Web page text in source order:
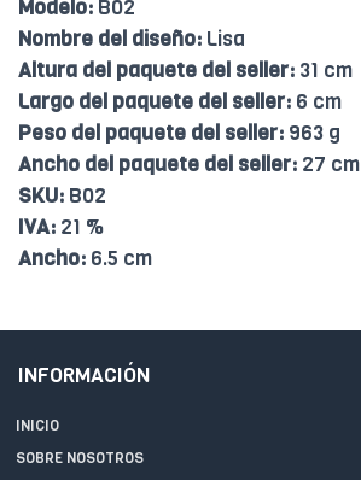
Modelo: B02
Nombre del diseño: Lisa
Altura del paquete del seller: 31 cm
Largo del paquete del seller: 6 cm
Peso del paquete del seller: 963 g
Ancho del paquete del seller: 27 cm
SKU: B02
IVA: 21 %
Ancho: 6.5 cm
INFORMACIÓN
INICIO
SOBRE NOSOTROS